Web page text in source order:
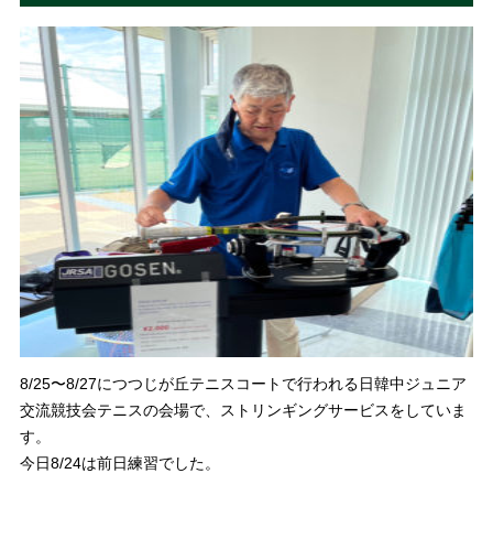
8/25〜8/27につつじが丘テニスコートで行われる日韓中ジュニア
交流競技会テニスの会場で、ストリンギングサービスをしていま
す。
今日8/24は前日練習でした。